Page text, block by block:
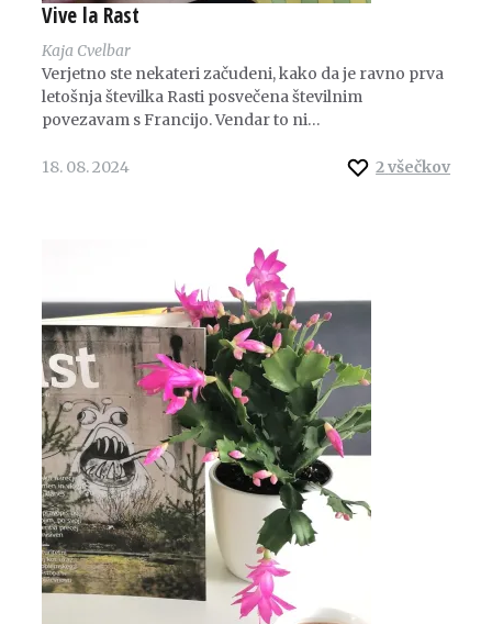
Vive la Rast
Kaja Cvelbar
Verjetno ste nekateri začudeni, kako da je ravno prva
letošnja številka Rasti posvečena številnim
povezavam s Francijo. Vendar to ni…
2všečkov
18. 08. 2024